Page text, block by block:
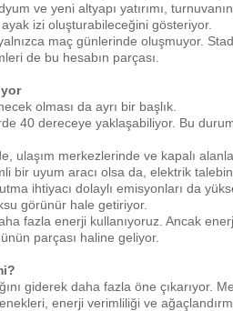
ve yeni altyapı yatırımı,
izi oluşturabileceğini gösteriyor.
maç günlerinde oluşmuyor.
de bu hesabın parçası.
olması da ayrı bir başlık.
40 dereceye yaklaşabiliyor. Bu
ulaşım merkezlerinde ve kapalı
bir uyum aracı olsa da, elektrik talebini
ihtiyacı dolaylı emisyonları da
görünür hale getiriyor.
fazla enerji kullanıyoruz. Ancak
parçası haline geliyor.
giderek daha fazla öne çıkarıyor.
enerji verimliliği ve